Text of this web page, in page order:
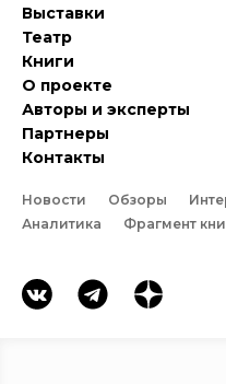
Выставки
Театр
Книги
О проекте
Авторы и эксперты
Партнеры
Контакты
Новости Обзоры
Аналитика
Фрагмент